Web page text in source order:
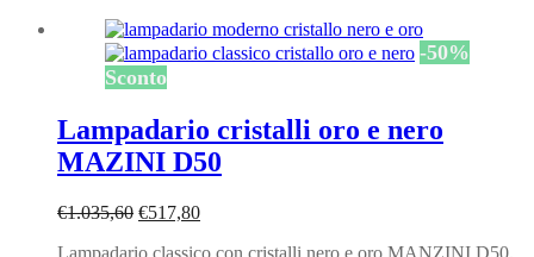
-50%
Sconto
Lampadario cristalli oro e nero
MAZINI D50
€1.035,60 Il
€517,80Il
Lampadario classico con cristalli nero e oro MANZINI D50.